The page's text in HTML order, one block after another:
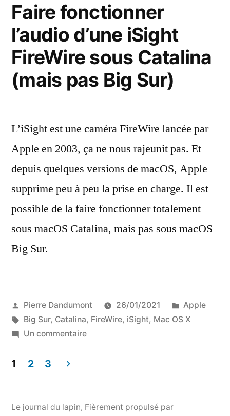
avec
macOS
Big
Sur
Faire fonctionner
l’audio d’une iSight
FireWire sous Catalina
(mais pas Big Sur)
L’iSight est une caméra FireWire lancée par
Apple en 2003, ça ne nous rajeunit pas. Et
depuis quelques versions de macOS, Apple
supprime peu à peu la prise en charge. Il est
possible de la faire fonctionner totalement
sous macOS Catalina, mais pas sous macOS
Big Sur.
Publié
par
Pierre Dandumont 26/01/2021
Publié
dans
Apple
Étiquettes :
Big Sur, Catalina, FireWire, iSight, Mac OS X
Un commentairesur
iSight
des
1 2 3
Le journal du lapin, Fièrement propulsé par